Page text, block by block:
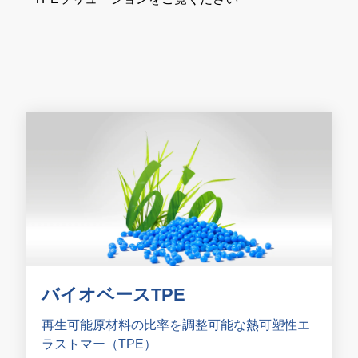
バイオベースTPE
再生可能原材料の比率を調整可能な熱可塑性エ
ラストマー（TPE）